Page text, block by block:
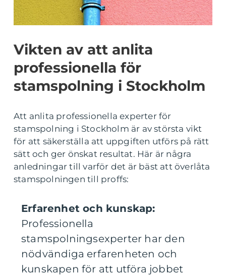
Vikten av att anlita
professionella för
stamspolning i Stockholm
Att anlita professionella experter för
stamspolning i Stockholm är av största vikt
för att säkerställa att uppgiften utförs på rätt
sätt och ger önskat resultat. Här är några
anledningar till varför det är bäst att överlåta
stamspolningen till proffs:
Erfarenhet och kunskap:
Professionella
stamspolningsexperter har den
nödvändiga erfarenheten och
kunskapen för att utföra jobbet